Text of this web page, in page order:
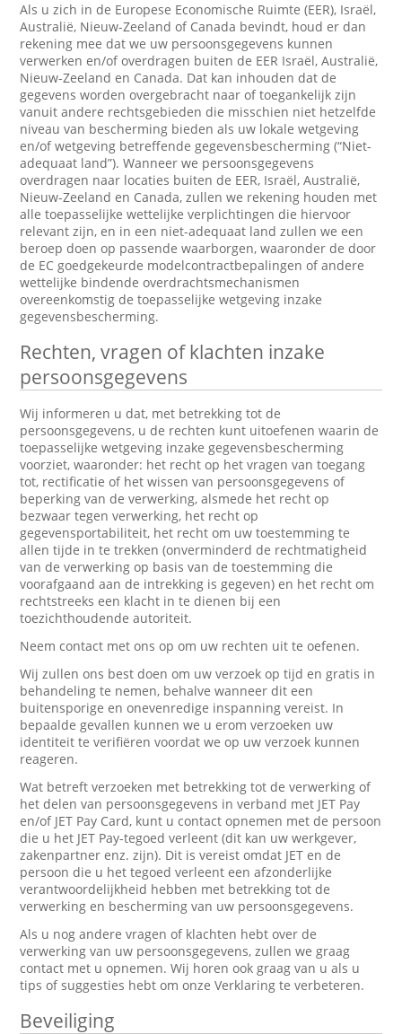
Als u zich in de Europese Economische Ruimte (EER), Israël,
Australië, Nieuw-Zeeland of Canada bevindt, houd er dan
rekening mee dat we uw persoonsgegevens kunnen
verwerken en/of overdragen buiten de EER Israël, Australië,
Nieuw-Zeeland en Canada. Dat kan inhouden dat de
gegevens worden overgebracht naar of toegankelijk zijn
vanuit andere rechtsgebieden die misschien niet hetzelfde
niveau van bescherming bieden als uw lokale wetgeving
en/of wetgeving betreffende gegevensbescherming (“Niet-
adequaat land”). Wanneer we persoonsgegevens
overdragen naar locaties buiten de EER, Israël, Australië,
Nieuw-Zeeland en Canada, zullen we rekening houden met
alle toepasselijke wettelijke verplichtingen die hiervoor
relevant zijn, en in een niet-adequaat land zullen we een
beroep doen op passende waarborgen, waaronder de door
de EC goedgekeurde modelcontractbepalingen of andere
wettelijke bindende overdrachtsmechanismen
overeenkomstig de toepasselijke wetgeving inzake
gegevensbescherming.
Rechten, vragen of klachten inzake
persoonsgegevens
Wij informeren u dat, met betrekking tot de
persoonsgegevens, u de rechten kunt uitoefenen waarin de
toepasselijke wetgeving inzake gegevensbescherming
voorziet, waaronder: het recht op het vragen van toegang
tot, rectificatie of het wissen van persoonsgegevens of
beperking van de verwerking, alsmede het recht op
bezwaar tegen verwerking, het recht op
gegevensportabiliteit, het recht om uw toestemming te
allen tijde in te trekken (onverminderd de rechtmatigheid
van de verwerking op basis van de toestemming die
voorafgaand aan de intrekking is gegeven) en het recht om
rechtstreeks een klacht in te dienen bij een
toezichthoudende autoriteit.
Neem contact met ons op om uw rechten uit te oefenen.
Wij zullen ons best doen om uw verzoek op tijd en gratis in
behandeling te nemen, behalve wanneer dit een
buitensporige en onevenredige inspanning vereist. In
bepaalde gevallen kunnen we u erom verzoeken uw
identiteit te verifiëren voordat we op uw verzoek kunnen
reageren.
Wat betreft verzoeken met betrekking tot de verwerking of
het delen van persoonsgegevens in verband met JET Pay
en/of JET Pay Card, kunt u contact opnemen met de persoon
die u het JET Pay-tegoed verleent (dit kan uw werkgever,
zakenpartner enz. zijn). Dit is vereist omdat JET en de
persoon die u het tegoed verleent een afzonderlijke
verantwoordelijkheid hebben met betrekking tot de
verwerking en bescherming van uw persoonsgegevens.
Als u nog andere vragen of klachten hebt over de
verwerking van uw persoonsgegevens, zullen we graag
contact met u opnemen. Wij horen ook graag van u als u
tips of suggesties hebt om onze Verklaring te verbeteren.
Beveiliging